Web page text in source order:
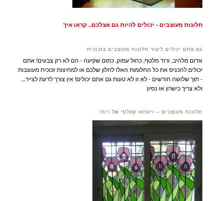
חלונות מעוצבים - יכולים להיות גם אצלכם.. קראו איך
גם אתם יכולים ליצור חלונות מעוצבים בזכוכית
אדום מלהיב, ורוד מלטף, כחול עמוק, כתום שקיעה - הם לא רק צבעים! אתם
יכולים להכניס את כל החלומות האלו לחלון שלכם או למחיצות זכוכית מעוצבות
- תוך שלושה חודשים - לא זו לא טעות גם אתם יכולים! אין צורך לדעת לצייר...
ולא צריך כישרון או נסיון
חלונות מעוצבים – ויטראז קאלסי של רותי